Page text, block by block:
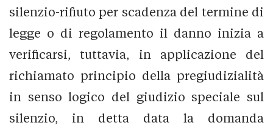
silenzio-rifiuto per scadenza del termine di
legge o di regolamento il danno inizia a
verificarsi, tuttavia, in applicazione del
richiamato principio della pregiudizialità
in senso logico del giudizio speciale sul
silenzio, in detta data la domanda